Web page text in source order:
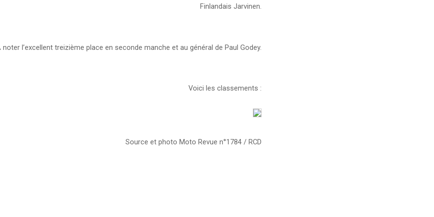
Finlandais Jarvinen.
noter l’excellent treizième place en seconde manche et au général de Paul Godey.
Voici les classements :
Source et photo Moto Revue n°1784 / RCD